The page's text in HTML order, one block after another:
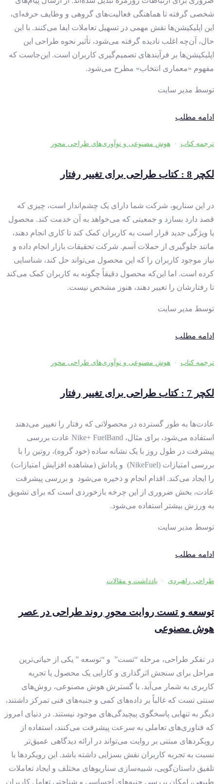
شخصی گرفته تا هماهنگی فعالیت‌های گروهی و وظایف حرفه‌ای،
این اپلیکیشن‌ها نقش مهمی در تسهیل تعاملات ایفا می‌کنند. با این
حال، آن‌چه اغلب نادیده گرفته می‌شود، تأثیر نحوه طراحی این
اپلیکیشن‌ها بر فرآیندهای تصمیم‌گیری کاربران است. این‌جاست که
مفهوم «معماری انتخاب» مطرح می‌شود.
توسط مدیر سایت
ادامه مطلب
ترجمه کتاب · هوش مصنوعی و نوآوری‌های طراحی محور
لکچر 8 : کتاب طراحی برای تغییر رفتار
در این سناریو، شرکت شما دارای یک چشم‌انداز است، چیزی که
قصد دارد بسازد و جمعیتی که می‌خواهد به آن خدمت کند. محصول
یا ویژگی جدید قرار است به کاربران کمک کند تا کاری انجام دهند،
مانند جلوگیری از حملات آسم. شرکت تحقیقات بازار انجام داده و
نیاز موجود کاربران را که این محصول می‌تواند حل کند، شناسایی
کرده است. اما این‌که محصول دقیقاً چگونه به کاربران کمک می‌کند
تا رفتارشان را تغییر دهند، هنوز مشخص نیست.
توسط مدیر سایت
ادامه مطلب
ترجمه کتاب · هوش مصنوعی و نوآوری‌های طراحی محور
لکچر 7 : کتاب طراحی برای تغییر رفتار
عادت‌ها به طور گسترده در محصولاتی که رفتار را تغییر می‌دهند
استفاده می‌شود، برای مثال، Nike+ FuelBand عادت بررسی
پیشرفت در طول روز با یک نشانه ساده (خود گروه)، روتین را با
بررسی امتیازات (NikeFuel) و پاداش (مشاهده افزایش امتیازات)
را ایجاد می‌کند. اقدام انجام و ذخیره می‌شود و بررسی پیشرفت
عادت، بخش ضروری از این چرخه بازخوردی است که برای تشویق
به ورزش بیشتر استفاده می‌شود.
توسط مدیر سایت
ادامه مطلب
طراحی راهبردی · یادداشت و مقالات
توسعه و تست روایت محورِ روند طراحی در عصر
هوش مصنوعی
در تفکر طراحی، مرحله “تست” و “توسعه ” یکی از حیاتی‌ترین
مراحل برای سنجش اثرگذاری و کارایی یک محصول یا تجربه
کاربری به شمار می‌آید. با گسترش هوش مصنوعی، روش‌های
سنتی تست که غالباً بر داده‌های کمی و جنبه‌های فنی تمرکز داشتند،
دیگر به تنهایی پاسخگوی پیچیدگی‌های موجود نیستند. در دنیای امروز
که فناوری‌های تعاملی به سرعت پیشرفت می‌کنند، استفاده از
رویکردهای مبتنی بر روایت می‌تواند در ارائه دیدگاهی عمیق‌تر
نسبت به تجربه کاربران نقش بسزایی داشته باشد. این رویکردها با
تلفیق داستان‌گویی، شبیه‌سازی سناریوهای مختلف و ایجاد تعاملات
طبیعی، امکان بررسی جنبه‌های احساسی و شناختی تعامل کاربران